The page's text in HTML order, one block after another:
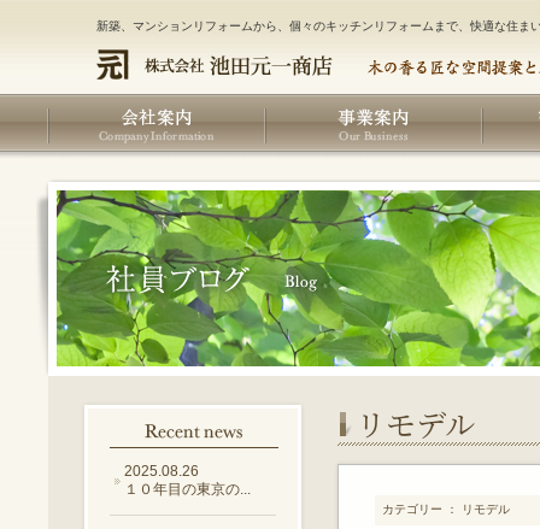
新築、マンションリフォームから、個々のキッチンリフォームまで、快適な住ま
2025.08.26
１０年目の東京の...
リモデル
カテゴリー ： リモデル